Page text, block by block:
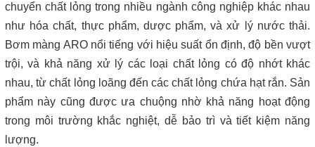
Giá máy ép bùn 2026 – Báo giá chi tiết theo từng dòng máy và
công suất
Bơm màng ARO 1 inch thân nhựa | Hàng sẵn kho – Giá tốt
Bán bộ nguồn thủy lực chính hãng, giá rẻ
chuyển chất lỏng trong nhiều ngành công nghiệp khác nhau
như hóa chất, thực phẩm, dược phẩm, và xử lý nước thải.
Bơm màng ARO nổi tiếng với hiệu suất ổn định, độ bền vượt
trội, và khả năng xử lý các loại chất lỏng có độ nhớt khác
nhau, từ chất lỏng loãng đến các chất lỏng chứa hạt rắn. Sản
phẩm này cũng được ưa chuộng nhờ khả năng hoạt động
trong môi trường khắc nghiệt, dễ bảo trì và tiết kiệm năng
lượng.